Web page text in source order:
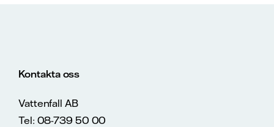
Kontakta oss
Vattenfall AB
Tel: 08-739 50 00